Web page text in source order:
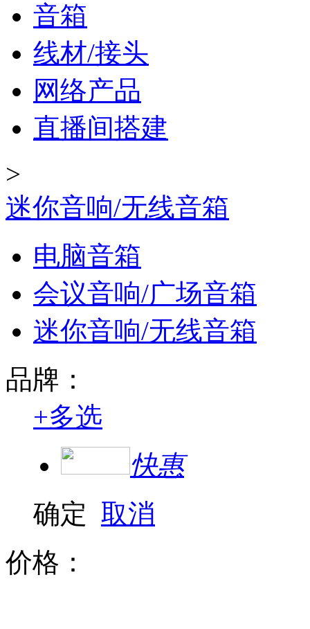
音箱
线材/接头
网络产品
直播间搭建
>
迷你音响/无线音箱
电脑音箱
会议音响/广场音箱
迷你音响/无线音箱
品牌：
+多选
快惠
确定 取消
价格：